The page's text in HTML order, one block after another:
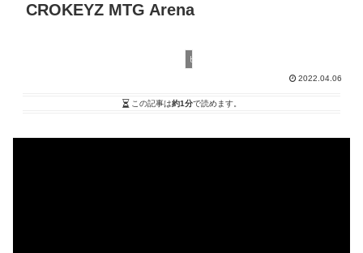
CROKEYZ MTG Arena
ヒストリック
2022.04.06
この記事は約1分で読めます。